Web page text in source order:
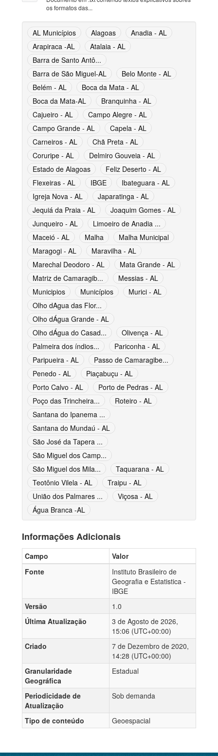
os formatos das...
AL Municípios Alagoas
Anadia - AL
Arapiraca -AL
Atalaia - AL
Barra de Santo Antô...
Barra de São Miguel-AL
Belo Monte - AL
Belém - AL
Boca da Mata - AL
Boca da Mata-AL
Branquinha - AL
Cajueiro - AL
Campo Alegre - AL
Campo Grande - AL
Capela - AL
Carneiros - AL
Chã Preta - AL
Coruripe - AL
Delmiro Gouveia - AL
Estado de Alagoas
Feliz Deserto - AL
Flexeiras - AL
IBGE
Ibateguara - AL
Igreja Nova - AL
Japaratinga - AL
Jequiá da Praia - AL
Joaquim Gomes - AL
Junqueiro - AL
Limoeiro de Anadia ...
Maceió - AL
Malha
Malha Municipal
Maragogi - AL
Maravilha - AL
Marechal Deodoro - AL
Mata Grande - AL
Matriz de Camaragib...
Messias - AL
Municipios
Municípios
Murici - AL
Olho dAgua das Flor...
Olho dÁgua Grande - AL
Olho dÁgua do Casad...
Olivença - AL
Palmeira dos índios...
Pariconha - AL
Paripueira - AL
Passo de Camaragibe...
Penedo - AL
Piaçabuçu - AL
Porto Calvo - AL
Porto de Pedras - AL
Poço das Trincheira...
Roteiro - AL
Santana do Ipanema ...
Santana do Mundaú - AL
São José da Tapera ...
São Miguel dos Camp...
São Miguel dos Mila...
Taquarana - AL
Teotônio Vilela - AL
Traipu - AL
União dos Palmares ...
Viçosa - AL
Água Branca -AL
Informações Adicionais
Campo
Valor
Fonte
Instituto Brasileiro de
Geografia e Estatistica -
IBGE
Versão
1.0
Última Atualização
3 de Agosto de 2026,
15:06 (UTC+00:00)
Criado
7 de Dezembro de 2020,
14:28 (UTC+00:00)
Granularidade
Geográfica
Estadual
Periodicidade de
Atualização
Sob demanda
Tipo de conteúdo Geoespacial